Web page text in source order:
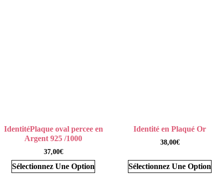
IdentitéPlaque oval percee en
Argent 925 /1000
37,00€
Sélectionnez Une Option
Identité en Plaqué Or
38,00€
Sélectionnez Une Option